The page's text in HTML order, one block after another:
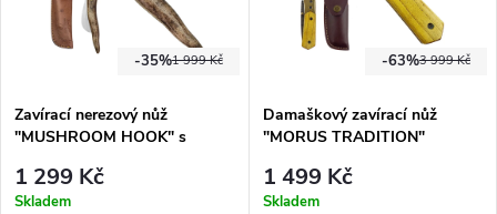
1 999 Kč
-35%
Zavírací nerezový nůž
"MUSHROOM HOOK" s
1 299 Kč
Skladem
3 999 Kč
-63%
Damaškový zavírací nůž
"MORUS TRADITION"
1 499 Kč
Skladem